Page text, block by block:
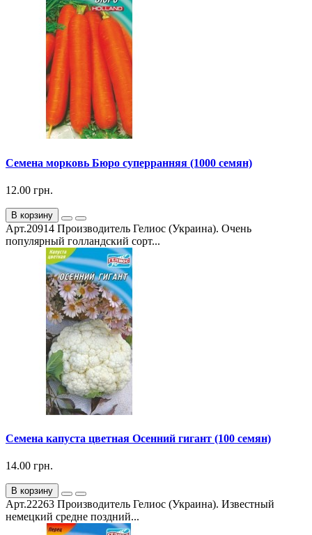
Семена морковь Бюро суперранняя (1000 семян)
12.00 грн.
В корзину
Арт.20914 Производитель Гелиос (Украина). Очень
популярный голландский сорт...
Семена капуста цветная Осенний гигант (100 семян)
14.00 грн.
В корзину
Арт.22263 Производитель Гелиос (Украина). Известный
немецкий средне поздний...